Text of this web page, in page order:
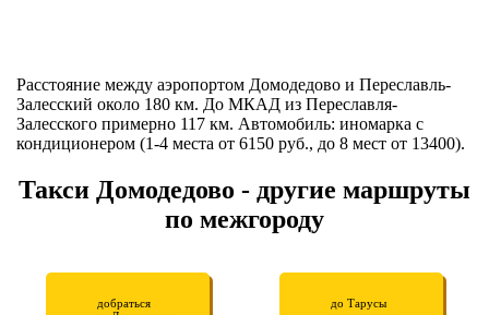
Расстояние между аэропортом Домодедово и Переславль-
Залесский около 180 км. До МКАД из Переславля-
Залесского примерно 117 км. Автомобиль: иномарка с
кондиционером (1-4 места от 6150 руб., до 8 мест от 13400).
Такси Домодедово - другие маршруты
по межгороду
добраться
до Тарусы